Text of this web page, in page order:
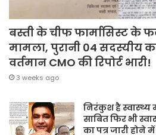
बस्ती के चीफ फार्मासिस्ट के
मामला, पुरानी 04 सदस्यीय
वर्तमान CMO की रिपोर्ट भारी!
3 weeks ago
निरंकुश है स्वास्थ्य
साबित फिर भी
का पत्र जारी